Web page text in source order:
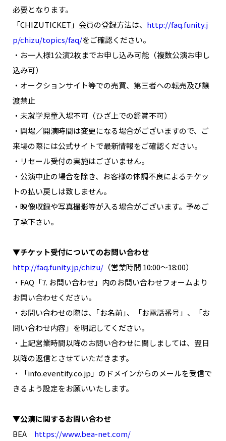
必要となります。
「CHIZUTICKET」会員の登録方法は、 http://faq.funity.j
p/chizu/topics/faq/をご確認ください。
・お一人様1公演2枚までお申し込み可能（複数公演お申し
込み可）
・オークションサイト等での売買、第三者への転売及び譲
渡禁止
・未就学児童入場不可（ひざ上での鑑賞不可）
・開場／開演時間は変更になる場合がございますので、ご
来場の際には公式サイトで最新情報をご確認ください。
・リセール受付の実施はございません。
・公演中止の場合を除き、お客様の体調不良によるチケッ
トの払い戻しは致しません。
・映像収録や写真撮影等が入る場合がございます。予めご
了承下さい。
▼チケット受付についてのお問い合わせ
http://faq.funity.jp/chizu/ （営業時間 10:00～18:00）
・FAQ「7. お問い合わせ」内のお問い合わせフォームより
お問い合わせください。
・お問い合わせの際は、｢お名前｣、「お電話番号」、「お
問い合わせ内容」を明記してください。
・上記営業時間以降のお問い合わせに関しましては、翌日
以降の返信とさせていただきます。
・「info.eventify.co.jp」のドメインからのメールを受信で
きるよう設定をお願いいたします。
▼公演に関するお問い合わせ
BEA https://www.bea-net.com/